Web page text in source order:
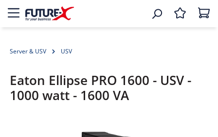
Server & USV USV
Eaton Ellipse PRO 1600 - USV -
1000 watt - 1600 VA
Bildergalerie überspringen